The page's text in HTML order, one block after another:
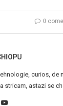
0
curios, de
stricam, astazi se